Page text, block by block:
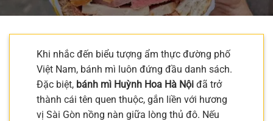
Khi nhắc đến biểu tượng ẩm thực đường phố
Việt Nam, bánh mì luôn đứng đầu danh sách.
Đặc biệt, bánh mì Huỳnh Hoa Hà Nội đã trở
thành cái tên quen thuộc, gắn liền với hương
vị Sài Gòn nồng nàn giữa lòng thủ đô. Nếu